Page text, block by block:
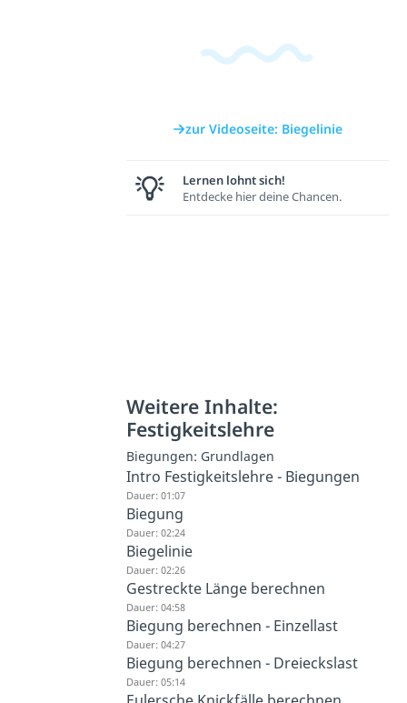
zur Videoseite: Biegelinie
Lernen lohnt sich!
Entdecke hier deine Chancen.
Weitere Inhalte:
Festigkeitslehre
Biegungen: Grundlagen
Intro Festigkeitslehre - Biegungen
Dauer: 01:07
Biegung
Dauer: 02:24
Biegelinie
Dauer: 02:26
Gestreckte Länge berechnen
Dauer: 04:58
Biegung berechnen - Einzellast
Dauer: 04:27
Biegung berechnen - Dreieckslast
Dauer: 05:14